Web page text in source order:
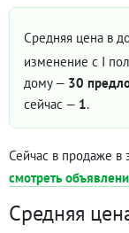
Средняя цена в
изменение с I
дому — 30
сейчас — 1.
Сейчас в продаже в
смотреть
Средняя